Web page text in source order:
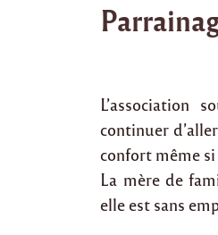
L’association
continuer
confort même si
La mère de
elle est sans